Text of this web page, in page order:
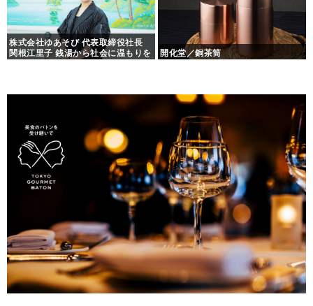
株式会社ゆあそび 代表取締役社長
関根江里子 銭湯から社会に温もりを
開化堂／銅茶筒